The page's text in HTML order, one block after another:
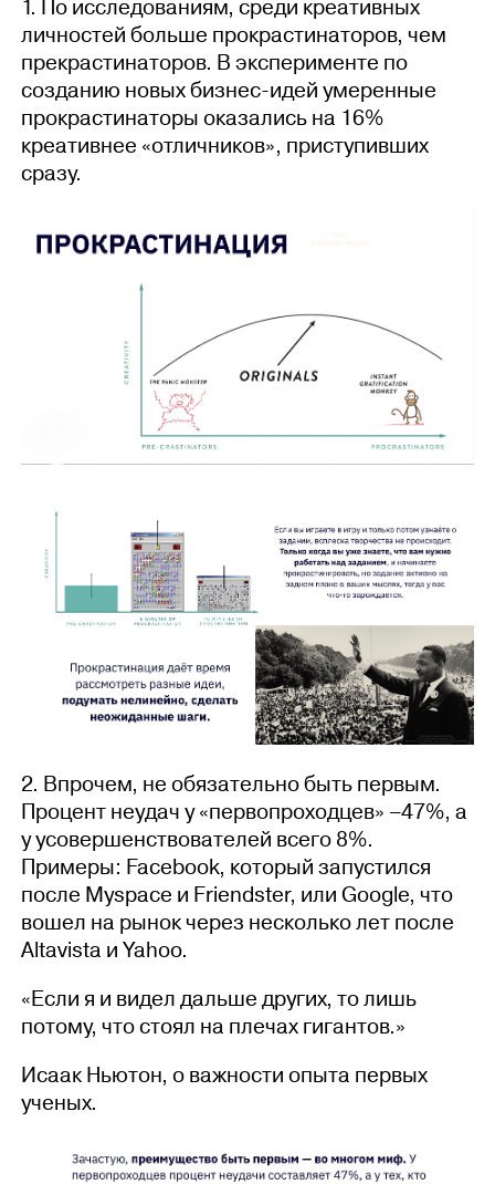
1. По исследованиям, среди креативных
личностей больше прокрастинаторов, чем
прекрастинаторов. В эксперименте по
созданию новых бизнес-идей умеренные
прокрастинаторы оказались на 16%
креативнее «отличников», приступивших
сразу.
2. Впрочем, не обязательно быть первым.
Процент неудач у «первопроходцев» –47%, а
у усовершенствователей всего 8%.
Примеры: Facebook, который запустился
после Myspace и Friendster, или Google, что
вошел на рынок через несколько лет после
Altavista и Yahoo.
«Если я и видел дальше других, то лишь
потому, что стоял на плечах гигантов.»
Исаак Ньютон, о важности опыта первых
ученых.